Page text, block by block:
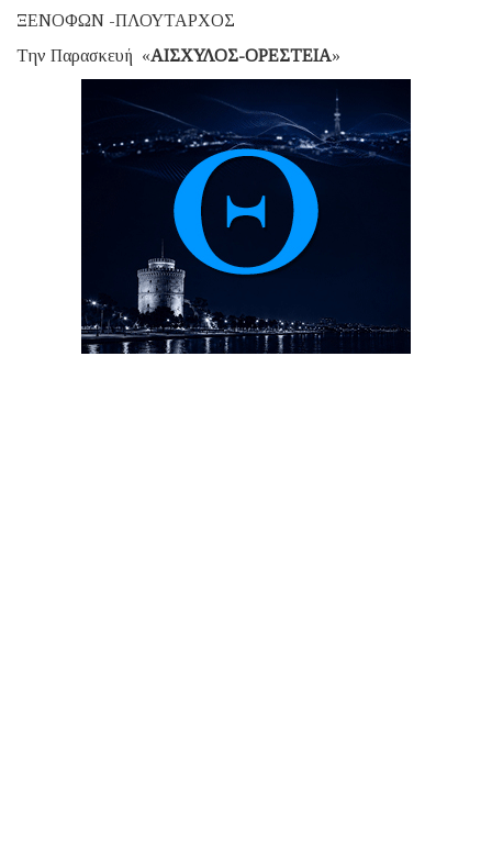
ΞΕΝΟΦΩΝ -ΠΛΟΥΤΑΡΧΟΣ
Την Παρασκευή «ΑΙΣΧΥΛΟΣ-ΟΡΕΣΤΕΙΑ»